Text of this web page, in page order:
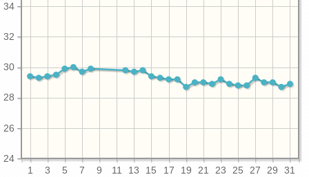
1 3 5 7 9 11 13 15 17 19 21 23 25 27 29 31
24
26
28
30
32
34